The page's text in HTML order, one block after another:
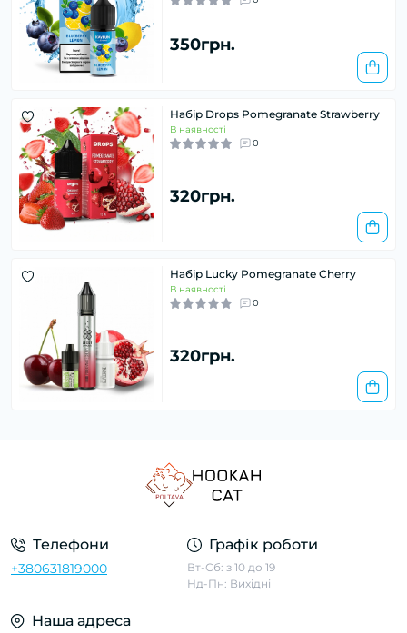
350грн.
Набір Drops Pomegranate Strawberry
В наявності
0
320грн.
Набір Lucky Pomegranate Cherry
В наявності
0
320грн.
Телефони
+380631819000
Графік роботи
Вт-Сб: з 10 до 19
Нд-Пн: Вихідні
Наша адреса